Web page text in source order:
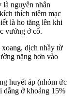
là nguyên nhân
thích niêm mạc
là ho tăng lên khi
vướng ở cổ.
dịch nhầy từ
nặng hơn vào
huyết áp (nhóm ức
dẳng ở khoảng 15%